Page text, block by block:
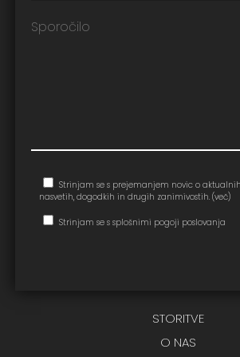
Strinjam se s prejemanjem novic o
nasvetih, dogodkih in drugih zanimivostih. (več)
Strinjam se s splošnimi pogoji poslovanja
STORITVE
O NAS